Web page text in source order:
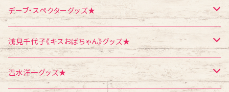
エコバッグ
ポストカード
ポスター
Tシャツ
ポストカード
シール
デーブ・スペクターグッズ★
ポストカード
浅見千代子《キスおばちゃん》グッズ★
Tシャツ
温水洋一グッズ★